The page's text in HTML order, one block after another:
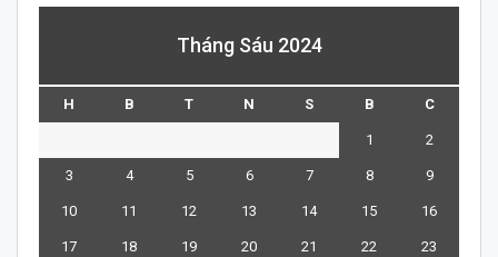
Tháng Sáu 2024
H B T N S B C
1 2
3 4 5 6 7 8 9
10 11 12 13 14 15 16
17 18 19 20 21 22 23